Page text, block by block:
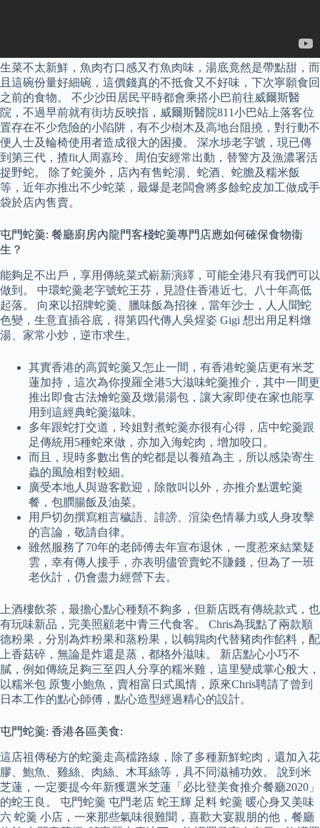
生菜不太新鮮，魚肉冇口感又冇魚肉味，湯底竟然是帶點甜，而
且這碗份量好細碗，這價錢真的不抵食又不好味，下次寧願食回
之前的食物。 不少沙田居民平時都會乘搭小巴前往威爾斯醫
院，不過早前就有街坊反映指，威爾斯醫院811小巴站上落客位
置存在不少危險的小陷阱，有不少樹木及高地台阻撓，對行動不
便人士及輪椅使用者造成很大的困擾。 深水埗老字號，現已傳
到第三代，揸fit人周嘉玲、周伯安經常出動，替警方及漁濃署活
捉野蛇。 除了蛇羹外，店內有售蛇湯、蛇酒、蛇膽及糯米飯
等，近年亦推出不少蛇菜，最爆是老闆會將多餘蛇皮加工做成手
袋於店內售賣。
屯門蛇羹: 餐廳廚房內龍門客棧蛇羹專門店應如何確保食物衞
生？
能夠足不出戶，享用傳統菜式嶄新演繹，可能全港只有我們可以
做到。 中環蛇羹老字號蛇王芬，見證住香港近七、八十年高低
起落。 向來以招牌蛇羹、臘味飯為招徠，當年沙士，人人聞蛇
色變，生意直插谷底，得第四代傳人吳煋姿 Gigi 想出用足料燉
湯、家常小炒，逆市求生。
其實香港的高質蛇羹又怎止一間，有香港蛇羹店更有米芝
蓮加持，這次為你搜羅全港5大滋味蛇羹推介，其中一間更
推出即食古法燴蛇羹及燉湯湯包，讓大家即使在家也能享
用到這經典蛇羹滋味。
多年跟蛇打交道，玲姐對煮蛇羹亦很有心得，店中蛇羹跟
足傳統用5種蛇來做，亦加入海蛇肉，增加咬口。
而且，現時多數出售的蛇都是以養殖為主，所以感染寄生
蟲的風險相對較細。
廣受本地人與遊客歡迎，除散叫以外，亦推介點選蛇羹
餐，包膶腸飯及油菜。
用戶切勿撰寫粗言穢語、誹謗、渲染色情暴力或人身攻擊
的言論，敬請自律。
雖然服務了70年的老師傅去年宣布退休，一度惹來結業疑
雲，幸有傳人接手，亦表明儘管賣蛇不賺錢，但為了一班
老伙計，仍會盡力經營下去。
上酒樓飲茶，最擔心點心種類不夠多，但新店既有傳統款式，也
有玩味新品，完美照顧老中青三代食客。 Chris為我點了兩款順
德粉果，分別為炸粉果和蒸粉果，以鵪鶉肉代替豬肉作餡料，配
上香菇碎，無論是炸還是蒸，都格外滋味。 新店點心小巧不
膩，例如傳統足夠三至四人分享的糯米雞，這里變成掌心般大，
以糯米包 原隻小鮑魚，賣相富日式風情，原來Chris聘請了曾到
日本工作的點心師傅，點心造型經過精心的設計。
屯門蛇羹: 香港各區美食:
這店祖傳秘方的蛇羹走高檔路線，除了多種新鮮蛇肉，還加入花
膠、鮑魚、雞絲、肉絲、木耳絲等，具不同滋補功效。 說到米
芝蓮，一定要提今年新獲選米芝蓮「必比登美食推介餐廳2020」
的蛇王良。 屯門蛇羹 屯門老店 蛇王輝 足料 蛇羹 暖心身又美味
六 蛇羹 小店，一來那些氣味很難聞，喜歡大宴親朋的他，餐廳